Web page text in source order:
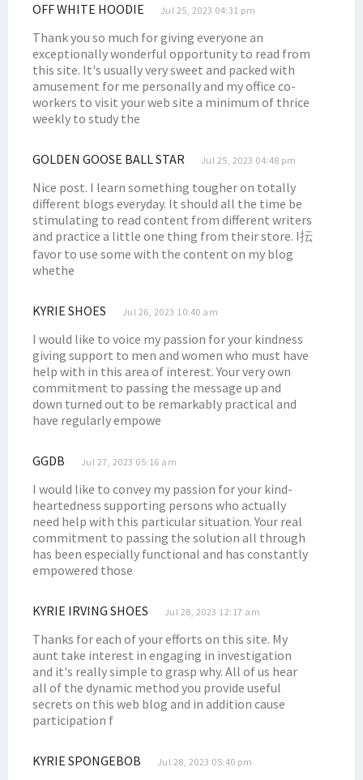
OFF WHITE HOODIE Jul 25, 2023 04:31 pm
Thank you so much for giving everyone an
exceptionally wonderful opportunity to read from
this site. It's usually very sweet and packed with
amusement for me personally and my office co-
workers to visit your web site a minimum of thrice
weekly to study the
GOLDEN GOOSE BALL STAR Jul 25, 2023 04:48 pm
Nice post. I learn something tougher on totally
different blogs everyday. It should all the time be
stimulating to read content from different writers
and practice a little one thing from their store. I抎
favor to use some with the content on my blog
whethe
KYRIE SHOES Jul 26, 2023 10:40 am
I would like to voice my passion for your kindness
giving support to men and women who must have
help with in this area of interest. Your very own
commitment to passing the message up and
down turned out to be remarkably practical and
have regularly empowe
GGDB Jul 27, 2023 05:16 am
I would like to convey my passion for your kind-
heartedness supporting persons who actually
need help with this particular situation. Your real
commitment to passing the solution all through
has been especially functional and has constantly
empowered those
KYRIE IRVING SHOES Jul 28, 2023 12:17 am
Thanks for each of your efforts on this site. My
aunt take interest in engaging in investigation
and it's really simple to grasp why. All of us hear
all of the dynamic method you provide useful
secrets on this web blog and in addition cause
participation f
KYRIE SPONGEBOB Jul 28, 2023 05:40 pm